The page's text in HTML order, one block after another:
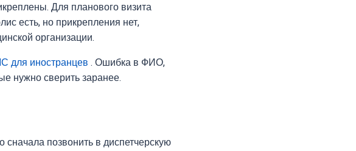
Для планового визита
есть, но прикрепления нет,
организации.
для иностранцев . Ошибка в ФИО,
нужно сверить заранее.
позвонить в диспетчерскую